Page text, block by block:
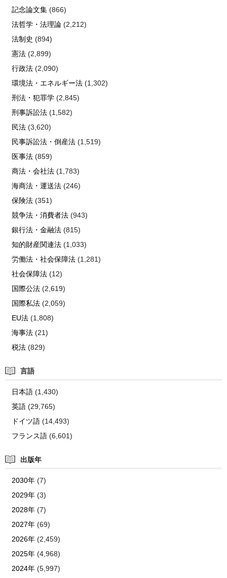
記念論文集(866)
法哲学・法理論(2,212)
法制史 (894)
憲法(2,899)
行政法(2,090)
環境法・エネルギー法(1,302)
刑法・犯罪学(2,845)
刑事訴訟法(1,582)
民法(3,620)
民事訴訟法・倒産法(1,519)
医事法(859)
商法・会社法(1,783)
海商法・運送法(246)
保険法(351)
競争法・消費者法(943)
銀行法・金融法(815)
知的財産関連法(1,033)
労働法・社会保障法(1,281)
社会保障法(12)
国際公法(2,619)
国際私法(2,059)
EU法(1,808)
海事法(21)
税法(829)
言語
日本語(1,430)
英語(29,765)
ドイツ語(14,493)
フランス語(6,601)
出版年
2030年(7)
2029年(3)
2028年(7)
2027年(69)
2026年(2,459)
2025年(4,968)
2024年(5,997)